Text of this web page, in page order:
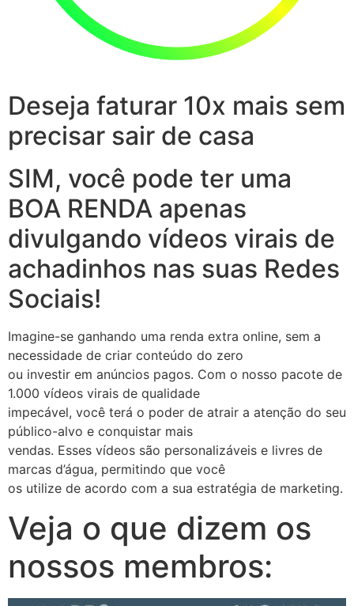
Deseja faturar 10x mais sem
precisar sair de casa
SIM, você pode ter uma
BOA RENDA apenas
divulgando vídeos virais de
achadinhos nas suas Redes
Sociais!
Imagine-se ganhando uma renda extra online, sem a
necessidade de criar conteúdo do zero
ou investir em anúncios pagos. Com o nosso pacote de
1.000 vídeos virais de qualidade
impecável, você terá o poder de atrair a atenção do seu
público-alvo e conquistar mais
vendas. Esses vídeos são personalizáveis e livres de
marcas d’água, permitindo que você
os utilize de acordo com a sua estratégia de marketing.
Veja o que dizem os
nossos membros: